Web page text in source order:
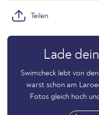
Teilen
Lade
Swimcheck lebt von
warst schon am
Fotos gleich hoch